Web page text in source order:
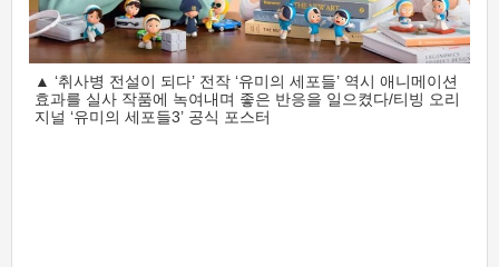
▲ ‘취사병 전설이 되다’ 전작 ‘유미의 세포들’ 역시 애니메이션
효과를 실사 작품에 녹여내며 좋은 반응을 일으켰다/티빙 오리
지널 ‘유미의 세포들3’ 공식 포스터